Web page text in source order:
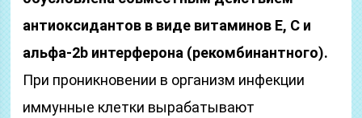
антиоксидантов в виде витаминов E, C и
альфа-2b интерферона (рекомбинантного).
При проникновении в организм инфекции
иммунные клетки вырабатывают